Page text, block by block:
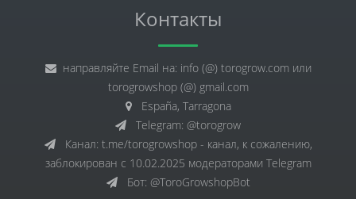
Контакты
направляйте Email на: info (@) torogrow.com или
torogrowshop (@) gmail.com
España, Tarragona
Telegram: @torogrow
Канал: t.me/torogrowshop - канал, к сожалению,
заблокирован с 10.02.2025 модераторами Telegram
Бот: @ToroGrowshopBot